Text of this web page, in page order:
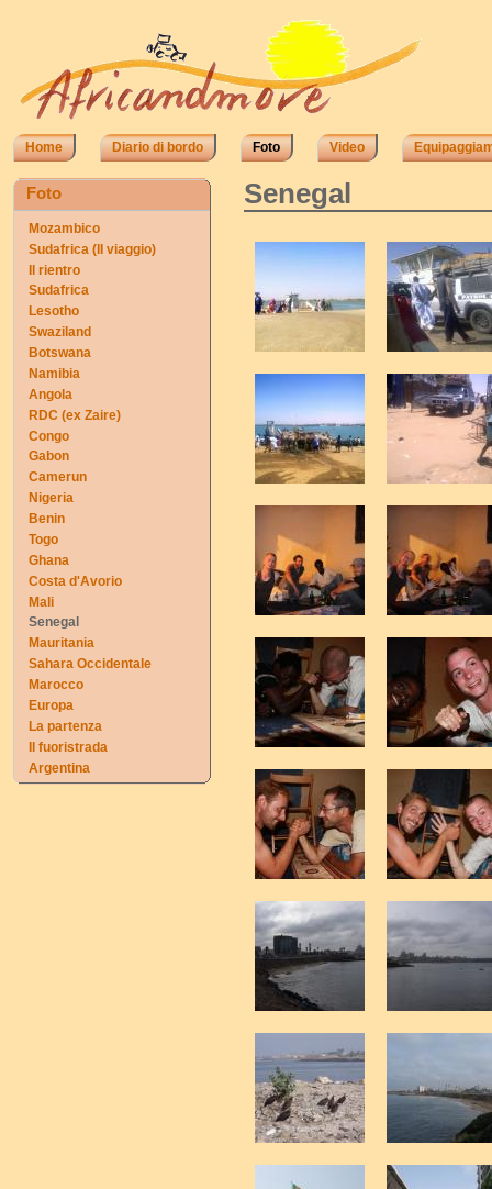
Home Diario di bordo Foto Video
Foto
Mozambico
Sudafrica (II viaggio)
Il rientro
Sudafrica
Lesotho
Swaziland
Botswana
Namibia
Angola
RDC (ex Zaire)
Congo
Gabon
Camerun
Nigeria
Benin
Togo
Ghana
Costa d'Avorio
Mali
Senegal
Mauritania
Sahara Occidentale
Marocco
Europa
La partenza
Il fuoristrada
Argentina
Senegal